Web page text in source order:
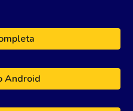
Android